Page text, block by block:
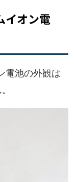
イオン電
電池の外観は